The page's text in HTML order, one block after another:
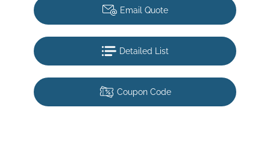
Email Quote
Detailed List
Coupon Code